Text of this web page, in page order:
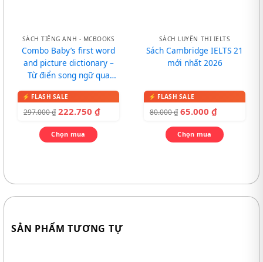
SÁCH TIẾNG ANH - MCBOOKS
Combo Baby’s first word
and picture dictionary –
Từ điển song ngữ qua
297.000₫ 222.750 ₫
Chọn mua
SÁCH LUYỆN THI IELTS
Sách Cambridge IELTS 21
mới nhất 2026
80.000₫ 65.000 ₫
Chọn mua
SẢN PHẨM TƯƠNG TỰ